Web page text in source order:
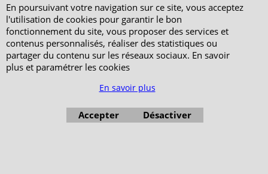
En poursuivant votre navigation sur ce site, vous acceptez
l'utilisation de cookies pour garantir le bon
fonctionnement du site, vous proposer des services et
contenus personnalisés, réaliser des statistiques ou
partager du contenu sur les réseaux sociaux. En savoir
plus et paramétrer les cookies
En savoir plus
Accepter Désactiver